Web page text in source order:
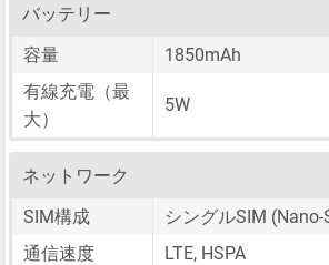
バッテリー
容量
1850mAh
有線充電（最
大）
5W
ネットワーク
SIM構成
シングルSIM (Nano-
通信速度
LTE, HSPA